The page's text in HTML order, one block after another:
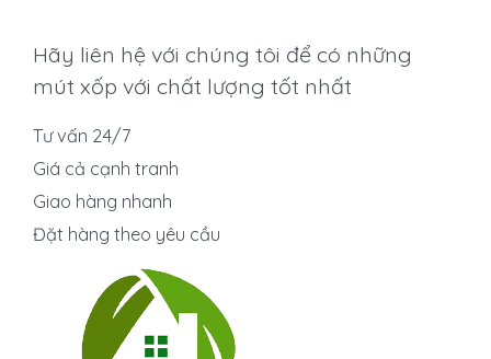
Hãy liên hệ với chúng tôi để có những
mút xốp với chất lượng tốt nhất
Tư vấn 24/7
Giá cả cạnh tranh
Giao hàng nhanh
Đặt hàng theo yêu cầu